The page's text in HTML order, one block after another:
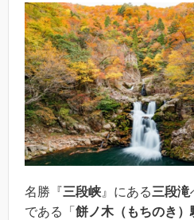
名勝『三段峡 』にある三段滝
である「 餅ノ木（もちのき）